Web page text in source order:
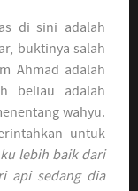
di sini adalah
buktinya salah
Ahmad adalah
beliau adalah
wahyu.
untuk
lebih baik dari
api sedang dia